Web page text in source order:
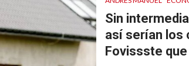
Sin
así serían los
Fovissste